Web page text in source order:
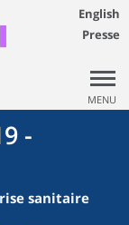
English
Presse
MENU
-
sanitaire